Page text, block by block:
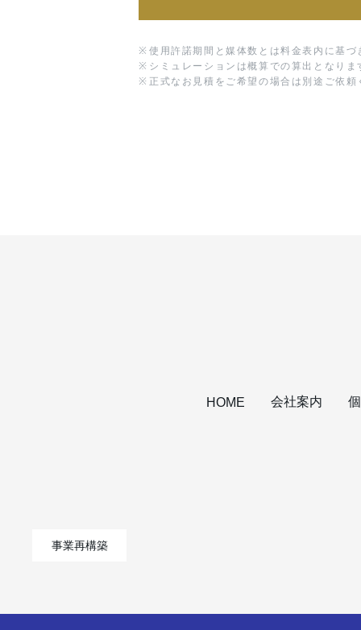
※ 使用許諾期間と媒体数とは料金表内に基づ
※ シミュレーションは概算での算出となりま
※ 正式なお見積をご希望の場合は別途ご依頼
HOME 会社案内
事業再構築